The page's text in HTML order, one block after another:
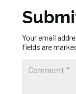
Your email
fields are